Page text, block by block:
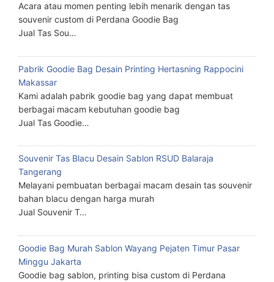
Acara atau momen penting lebih menarik dengan tas
souvenir custom di Perdana Goodie Bag
Jual Tas Sou…
Pabrik Goodie Bag Desain Printing Hertasning Rappocini
Makassar
Kami adalah pabrik goodie bag yang dapat membuat
berbagai macam kebutuhan goodie bag
Jual Tas Goodie…
Souvenir Tas Blacu Desain Sablon RSUD Balaraja
Tangerang
Melayani pembuatan berbagai macam desain tas souvenir
bahan blacu dengan harga murah
Jual Souvenir T…
Goodie Bag Murah Sablon Wayang Pejaten Timur Pasar
Minggu Jakarta
Goodie bag sablon, printing bisa custom di Perdana